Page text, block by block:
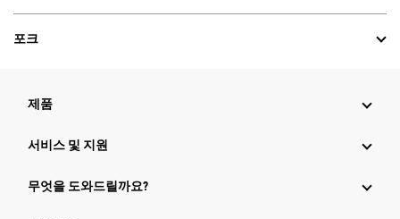
포크
제품
서비스 및 지원
무엇을 도와드릴까요?